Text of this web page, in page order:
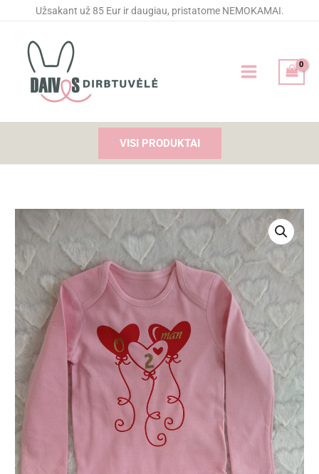
Užsakant už 85 Eur ir daugiau, pristatome NEMOKAMAI.
VISI PRODUKTAI
kiekis:
Smėlinukas
(bodis)
"O
2"